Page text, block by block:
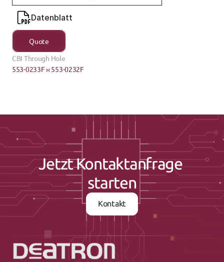
Datenblatt
Quote
CBI Through Hole
553-0233F ›‹ 553-0232F
Jetzt Kontaktanfrage
starten
Kontakt